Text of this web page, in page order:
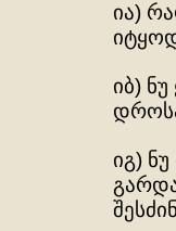
ია)
იბ)
იგ)